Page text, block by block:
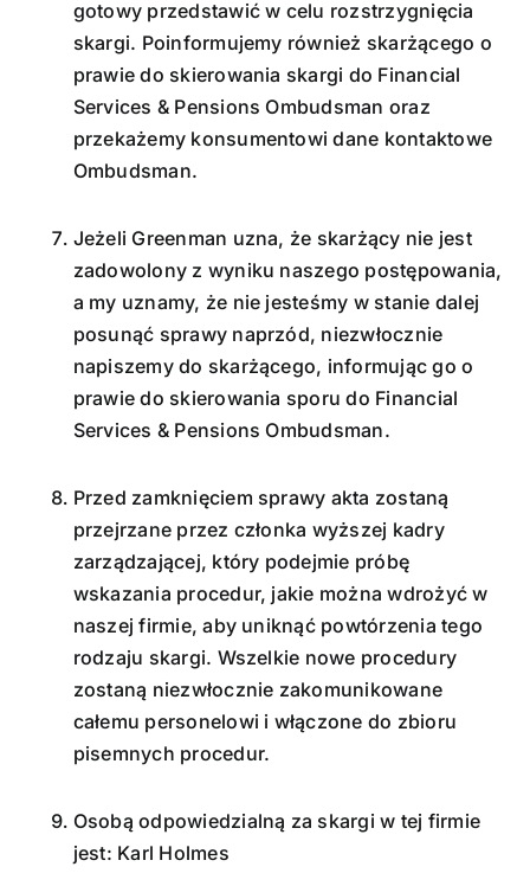
gotowy przedstawić w celu rozstrzygnięcia
skargi. Poinformujemy również skarżącego o
prawie do skierowania skargi do Financial
Services & Pensions Ombudsman oraz
przekażemy konsumentowi dane kontaktowe
Ombudsman.
Jeżeli Greenman uzna, że skarżący nie jest
zadowolony z wyniku naszego postępowania,
a my uznamy, że nie jesteśmy w stanie dalej
posunąć sprawy naprzód, niezwłocznie
napiszemy do skarżącego, informując go o
prawie do skierowania sporu do Financial
Services & Pensions Ombudsman.
Przed zamknięciem sprawy akta zostaną
przejrzane przez członka wyższej kadry
zarządzającej, który podejmie próbę
wskazania procedur, jakie można wdrożyć w
naszej firmie, aby uniknąć powtórzenia tego
rodzaju skargi. Wszelkie nowe procedury
zostaną niezwłocznie zakomunikowane
całemu personelowi i włączone do zbioru
pisemnych procedur.
Osobą odpowiedzialną za skargi w tej firmie
jest: Karl Holmes